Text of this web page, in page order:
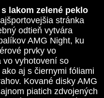
lakom zelené peklo
stránka
odtieň vytvára
AMG Night, ku
prvky vo
vo vyhotovení so
aj s čiernymi fóliami
Kované disky AMG
piatich zdvojených